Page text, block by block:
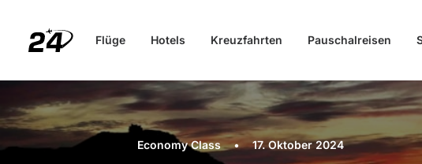
Flüge Hotels Kreuzfahrten Pauschalreisen
Economy Class • 17. Oktober 2024